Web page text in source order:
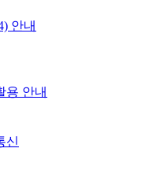
안내
용 안내
신